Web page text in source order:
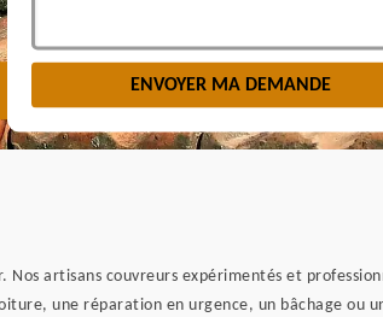
Nos artisans couvreurs expérimentés et
une réparation en urgence, un bâchage ou